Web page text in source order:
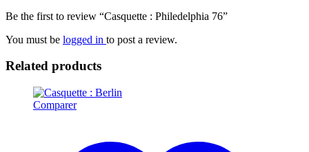
Be the first to review “Casquette : Philedelphia 76”
You must be logged in to post a review.
Related products
Comparer